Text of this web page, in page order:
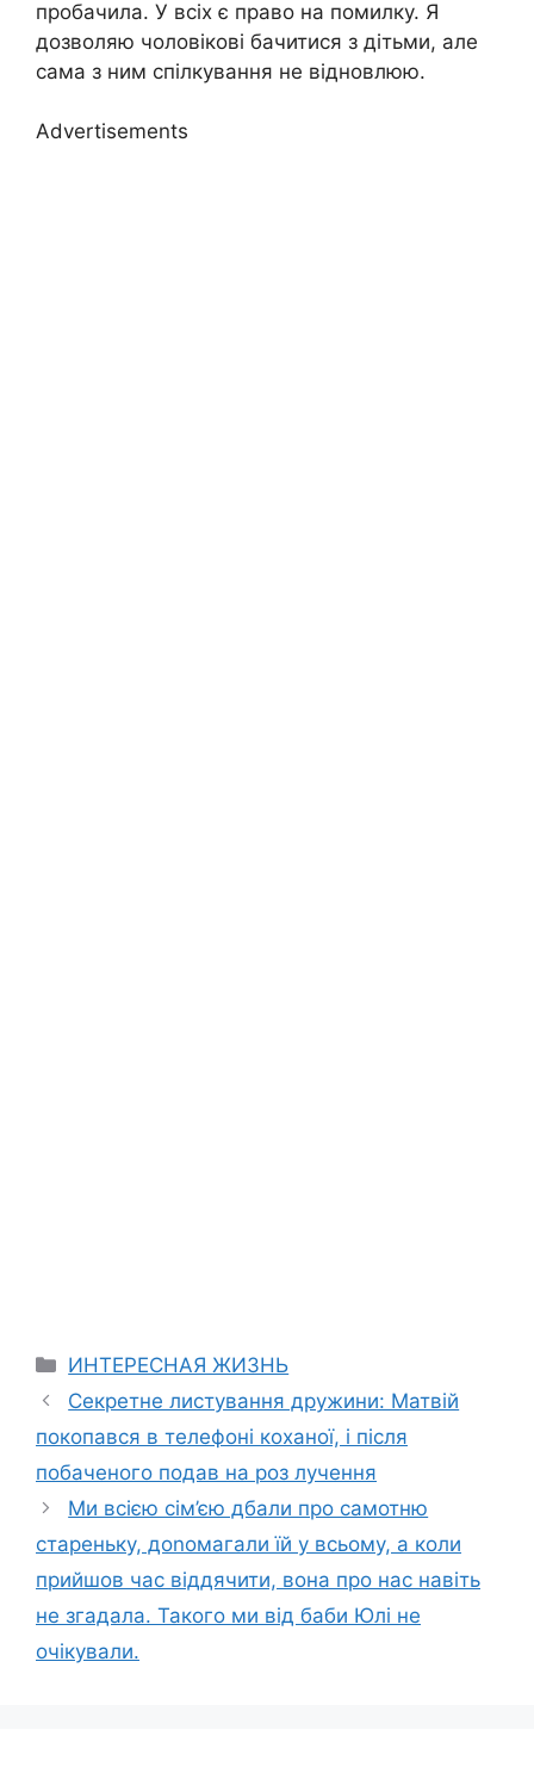
пробачила. У всіх є право на помилку. Я
дозволяю чоловікові бачитися з дітьми, але
сама з ним спілкування не відновлюю.
Advertisements
Categories
ИНТЕРЕСНАЯ ЖИЗНЬ
Секретне листування дружини: Матвій
покопався в телефоні коханої, і після
побаченого подав на роз лучення
Ми всією сім’єю дбали про самотню
стареньку, доnомагали їй у всьому, а коли
прийшов час віддячити, вона про нас навіть
не згадала. Такого ми від баби Юлі не
очікували.